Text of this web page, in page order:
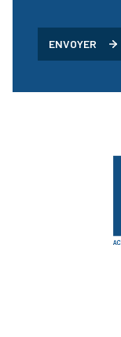
ENVOYER